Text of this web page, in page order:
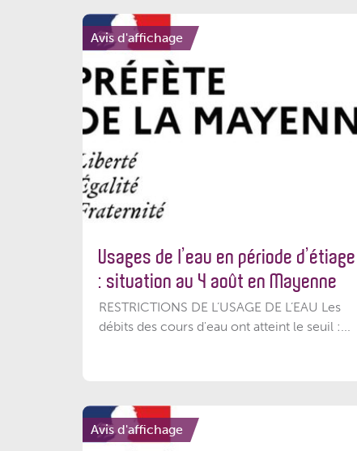
Avis d'affichage
Usages de l’eau en période d’étiage
: situation au 4 août en Mayenne
RESTRICTIONS DE L’USAGE DE L’EAU Les
débits des cours d'eau ont atteint le seuil :...
Avis d'affichage